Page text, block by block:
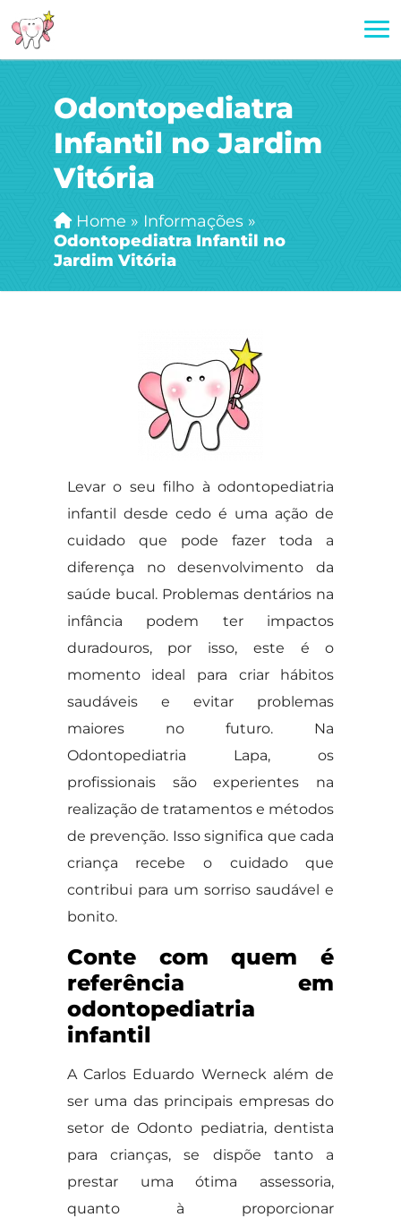
Odontopediatra
Infantil no Jardim
Vitória
Home » Informações »
Odontopediatra Infantil no
Jardim Vitória
Levar o seu filho à odontopediatria
infantil desde cedo é uma ação de
cuidado que pode fazer toda a
diferença no desenvolvimento da
saúde bucal. Problemas dentários na
infância podem ter impactos
duradouros, por isso, este é o
momento ideal para criar hábitos
saudáveis e evitar problemas
maiores no futuro. Na
Odontopediatria Lapa, os
profissionais são experientes na
realização de tratamentos e métodos
de prevenção. Isso significa que cada
criança recebe o cuidado que
contribui para um sorriso saudável e
bonito.
Conte com quem é
referência em
odontopediatria
infantil
A Carlos Eduardo Werneck além de
ser uma das principais empresas do
setor de Odonto pediatria, dentista
para crianças, se dispõe tanto a
prestar uma ótima assessoria,
quanto à proporcionar